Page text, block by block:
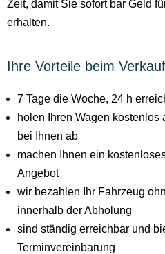
Zeit, damit Sie sofort bar Geld
erhalten.
Ihre Vorteile beim Verkauf
7 Tage die Woche, 24 h
holen Ihren Wagen kostenlos
bei Ihnen ab
machen Ihnen ein
Angebot
wir bezahlen Ihr Fahrzeug
innerhalb der Abholung
sind ständig erreichbar und
Terminvereinbarung